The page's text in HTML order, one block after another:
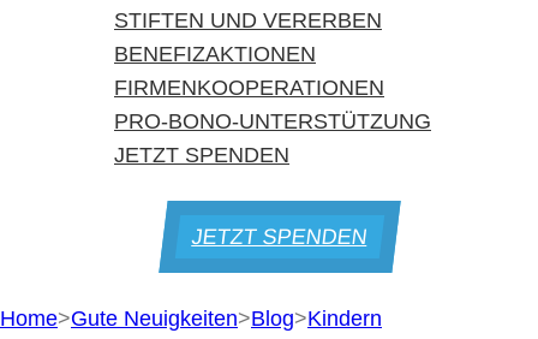
STIFTEN UND VERERBEN
BENEFIZAKTIONEN
FIRMENKOOPERATIONEN
PRO-BONO-UNTERSTÜTZUNG
JETZT SPENDEN
JETZT SPENDEN
Home>Gute Neuigkeiten>Blog>Kindern